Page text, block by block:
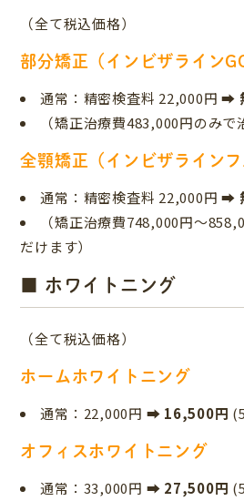
（全て税込価格）
部分矯正（インビザライン
通常：精密検査料 22,000円➡
（矯正治療費483,000円のみで
全顎矯正（インビザラインフ
通常：精密検査料 22,000円➡
（矯正治療費748,000円～
だけます）
■ ホワイトニング
（全て税込価格）
ホームホワイトニング
通常：22,000円 ➡ 16,500円
オフィスホワイトニング
通常：33,000円 ➡ 27,500円